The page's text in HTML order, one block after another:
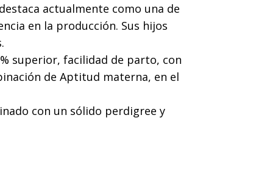
actualmente como una de
en la producción. Sus hijos
superior, facilidad de parto, con
de Aptitud materna, en el
con un sólido perdigree y